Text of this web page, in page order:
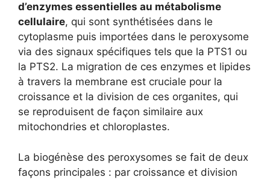
d’enzymes essentielles au métabolisme
cellulaire, qui sont synthétisées dans le
cytoplasme puis importées dans le peroxysome
via des signaux spécifiques tels que la PTS1 ou
la PTS2. La migration de ces enzymes et lipides
à travers la membrane est cruciale pour la
croissance et la division de ces organites, qui
se reproduisent de façon similaire aux
mitochondries et chloroplastes.
La biogénèse des peroxysomes se fait de deux
façons principales : par croissance et division